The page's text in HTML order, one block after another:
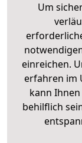
Um
einreichen.
erfahren im
kann
behilflich